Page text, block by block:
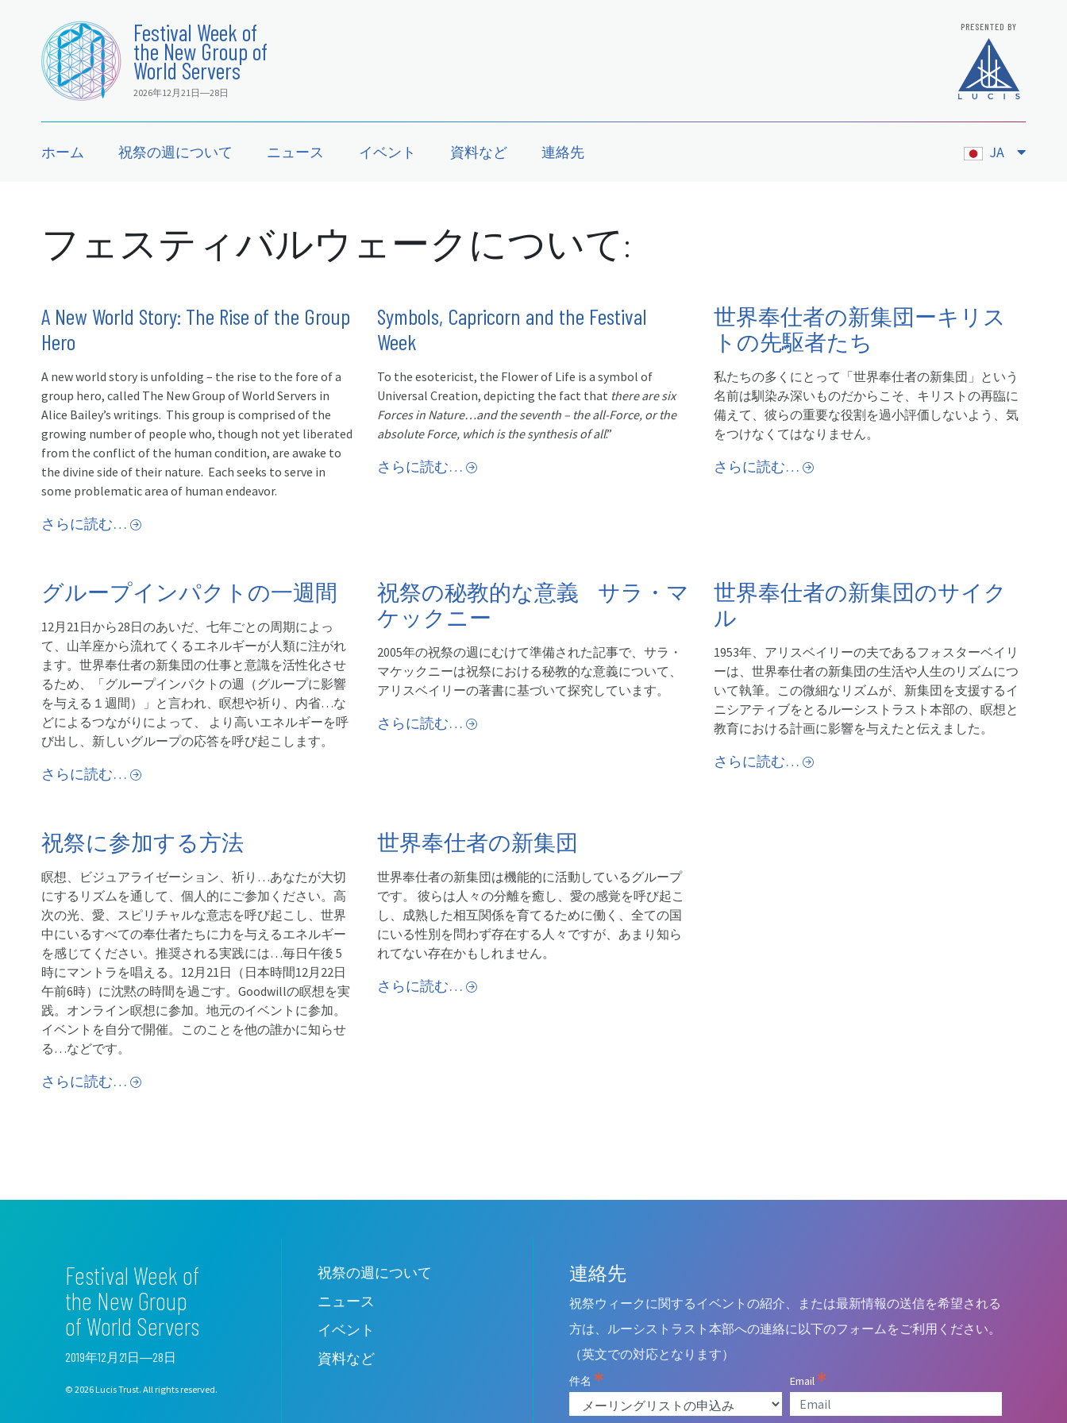
Festival Week of
the New Group of
World Servers
2026年12月21日―28日
PRESENTED BY
ホーム 祝祭の週について ニュース イベント 資料など 連絡先 JA
フェスティバルウェークについて:
A New World Story: The Rise of the Group
Hero
A new world story is unfolding – the rise to the fore of a
group hero, called The New Group of World Servers in
Alice Bailey’s writings. This group is comprised of the
growing number of people who, though not yet liberated
from the conflict of the human condition, are awake to
the divine side of their nature. Each seeks to serve in
some problematic area of human endeavor.
さらに読む…
Symbols, Capricorn and the Festival
Week
To the esotericist, the Flower of Life is a symbol of
Universal Creation, depicting the fact that there are six
Forces in Nature…and the seventh – the all-Force, or the
absolute Force, which is the synthesis of all.”
さらに読む…
世界奉仕者の新集団ーキリス
トの先駆者たち
私たちの多くにとって「世界奉仕者の新集団」という
名前は馴染み深いものだからこそ、キリストの再臨に
備えて、彼らの重要な役割を過小評価しないよう、気
をつけなくてはなりません。
さらに読む…
グループインパクトの一週間
12月21日から28日のあいだ、七年ごとの周期によっ
て、山羊座から流れてくるエネルギーが人類に注がれ
ます。世界奉仕者の新集団の仕事と意識を活性化させ
るため、「グループインパクトの週（グループに影響
を与える１週間）」と言われ、瞑想や祈り、内省…な
どによるつながりによって、 より高いエネルギーを呼
び出し、新しいグループの応答を呼び起こします。
さらに読む…
祝祭の秘教的な意義 サラ・マ
ケックニー
2005年の祝祭の週にむけて準備された記事で、サラ・
マケックニーは祝祭における秘教的な意義について、
アリスベイリーの著書に基づいて探究しています。
さらに読む…
世界奉仕者の新集団のサイク
ル
1953年、アリスベイリーの夫であるフォスターベイリ
ーは、世界奉仕者の新集団の生活や人生のリズムにつ
いて執筆。この微細なリズムが、新集団を支援するイ
ニシアティブをとるルーシストラスト本部の、瞑想と
教育における計画に影響を与えたと伝えました。
さらに読む…
祝祭に参加する方法
瞑想、ビジュアライゼーション、祈り…あなたが大切
にするリズムを通して、個人的にご参加ください。高
次の光、愛、スピリチャルな意志を呼び起こし、世界
中にいるすべての奉仕者たちに力を与えるエネルギー
を感じてください。推奨される実践には…毎日午後 5
時にマントラを唱える。12月21日（日本時間12月22日
午前6時）に沈黙の時間を過ごす。Goodwillの瞑想を実
践。オンライン瞑想に参加。地元のイベントに参加。
イベントを自分で開催。このことを他の誰かに知らせ
る…などです。
さらに読む…
世界奉仕者の新集団
世界奉仕者の新集団は機能的に活動しているグループ
です。 彼らは人々の分離を癒し、愛の感覚を呼び起こ
し、成熟した相互関係を育てるために働く、全ての国
にいる性別を問わず存在する人々ですが、あまり知ら
れてない存在かもしれません。
さらに読む…
Festival Week of
the New Group
of World Servers
2019年12月21日―28日
© 2026 Lucis Trust. All rights reserved.
祝祭の週について
ニュース
イベント
資料など
Leave
this
field
blank
連絡先
祝祭ウィークに関するイベントの紹介、または最新情報の送信を希望される
方は、ルーシストラスト本部への連絡に以下のフォームをご利用ください。
（英文での対応となります）
件名 Email